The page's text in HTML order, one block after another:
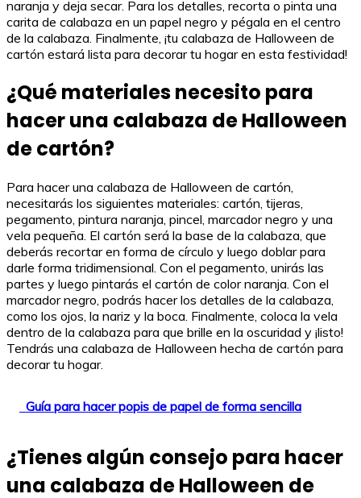
naranja y deja secar. Para los detalles, recorta o pinta una
carita de calabaza en un papel negro y pégala en el centro
de la calabaza. Finalmente, ¡tu calabaza de Halloween de
cartón estará lista para decorar tu hogar en esta festividad!
¿Qué materiales necesito para
hacer una calabaza de Halloween
de cartón?
Para hacer una calabaza de Halloween de cartón,
necesitarás los siguientes materiales: cartón, tijeras,
pegamento, pintura naranja, pincel, marcador negro y una
vela pequeña. El cartón será la base de la calabaza, que
deberás recortar en forma de círculo y luego doblar para
darle forma tridimensional. Con el pegamento, unirás las
partes y luego pintarás el cartón de color naranja. Con el
marcador negro, podrás hacer los detalles de la calabaza,
como los ojos, la nariz y la boca. Finalmente, coloca la vela
dentro de la calabaza para que brille en la oscuridad y ¡listo!
Tendrás una calabaza de Halloween hecha de cartón para
decorar tu hogar.
Guía para hacer popis de papel de forma sencilla
¿Tienes algún consejo para hacer
una calabaza de Halloween de